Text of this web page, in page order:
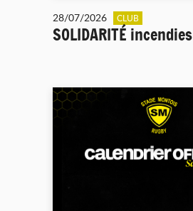
28/07/2026 CLUB
SOLIDARITÉ incendies